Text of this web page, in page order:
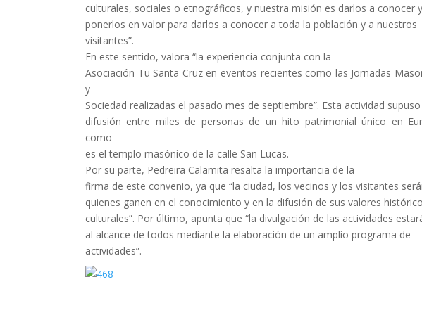
culturales, sociales o etnográficos, y nuestra misión es darlos a conocer y
ponerlos en valor para darlos a conocer a toda la población y a nuestros
visitantes”.
En este sentido, valora “la experiencia conjunta con la
Asociación Tu Santa Cruz en eventos recientes como las Jornadas
y
Sociedad realizadas el pasado mes de septiembre”. Esta actividad
difusión entre miles de personas de un hito patrimonial único en
como
es el templo masónico de la calle San Lucas.
Por su parte, Pedreira Calamita resalta la importancia de la
firma de este convenio, ya que “la ciudad, los vecinos y los visitantes
quienes ganen en el conocimiento y en la difusión de sus valores
culturales”. Por último, apunta que “la divulgación de las actividades
al alcance de todos mediante la elaboración de un amplio programa de
actividades”.